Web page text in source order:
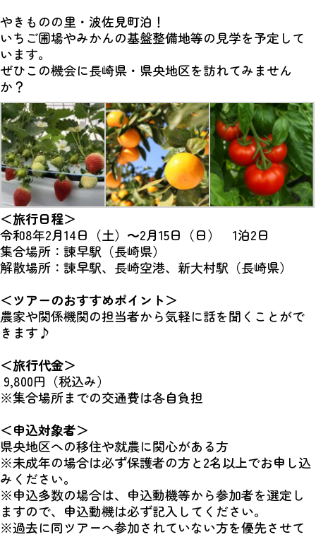
やきものの里・波佐見町泊！
いちご圃場やみかんの基盤整備地等の見学を予定して
います。
ぜひこの機会に長崎県・県央地区を訪れてみません
か？
＜旅行日程＞
令和8年2月14日（土）～2月15日（日） 1泊2日
集合場所：諫早駅（長崎県）
解散場所：諫早駅、長崎空港、新大村駅（長崎県）
＜ツアーのおすすめポイント＞
農家や関係機関の担当者から気軽に話を聞くことがで
きます♪
＜旅行代金＞
9,800円（税込み）
※集合場所までの交通費は各自負担
＜申込対象者＞
県央地区への移住や就農に関心がある方
※未成年の場合は必ず保護者の方と2名以上でお申し込
みください。
※申込多数の場合は、申込動機等から参加者を選定し
ますので、申込動機は必ず記入してください。
※過去に同ツアーへ参加されていない方を優先させて